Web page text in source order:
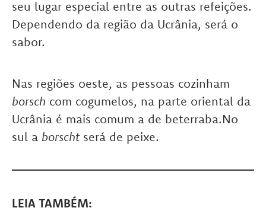
seu lugar especial entre as outras refeições.
Dependendo da região da Ucrânia, será o
sabor.
Nas regiões oeste, as pessoas cozinham
borsch com cogumelos, na parte oriental da
Ucrânia é mais comum a de beterraba.No
sul a borschtserá de peixe.
LEIA TAMBÉM: